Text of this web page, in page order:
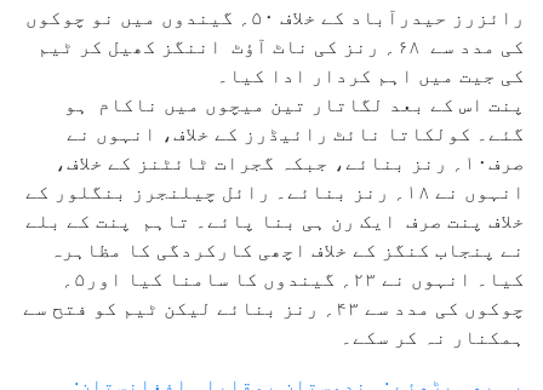
رائزرز حیدرآباد کے خلاف ۵۰؍ گیندوں میں نو چوکوں
کی مدد سے ۶۸؍ رنز کی ناٹ آؤٹ اننگز کھیل کر ٹیم
کی جیت میں اہم کردار ادا کیا۔
پنت اس کے بعد لگاتار تین میچوں میں ناکام ہو
گئے۔ کولکاتا نائٹ رائیڈرز کے خلاف، انہوں نے
صرف۱۰؍ رنز بنائے، جبکہ گجرات ٹائٹنز کے خلاف،
انہوں نے ۱۸؍ رنز بنائے۔ رائل چیلنجرز بنگلور کے
خلاف پنت صرف ایک رن ہی بنا پائے۔ تاہم پنت کے بلے
نے پنجاب کنگز کے خلاف اچھی کارکردگی کا مظاہرہ
چوکوں کی مدد سے ۴۳؍ رنز بنائے لیکن ٹیم کو فتح سے
ہمکنار نہ کر سکے۔
یہ بھی پڑھئے : ہندوستان بمقابلہ افغانستان: